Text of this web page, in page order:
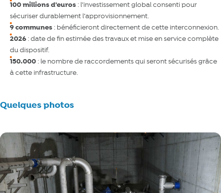
100 millions d’euros : l’investissement global consenti pour
sécuriser durablement l’approvisionnement.
9 communes : bénéficieront directement de cette interconnexion.
2026 : date de fin estimée des travaux et mise en service complète
du dispositif.
150.000 : le nombre de raccordements qui seront sécurisés grâce
à cette infrastructure.
Quelques photos